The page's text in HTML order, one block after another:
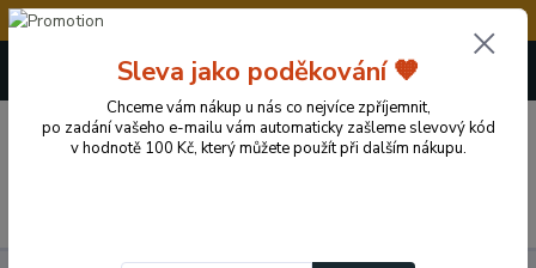
💥Vážení zákazníci, v době od 8.8. - 15.8.2026
+420 724 722 973
(Po-Pá, 09-17 hod.)
0 Kč
Sleva jako poděkování 🧡
Chceme vám nákup u nás co nejvíce zpříjemnit,
po zadání vašeho e-mailu vám automaticky zašleme slevový kód
v hodnotě 100 Kč, který můžete použít při dalším nákupu.